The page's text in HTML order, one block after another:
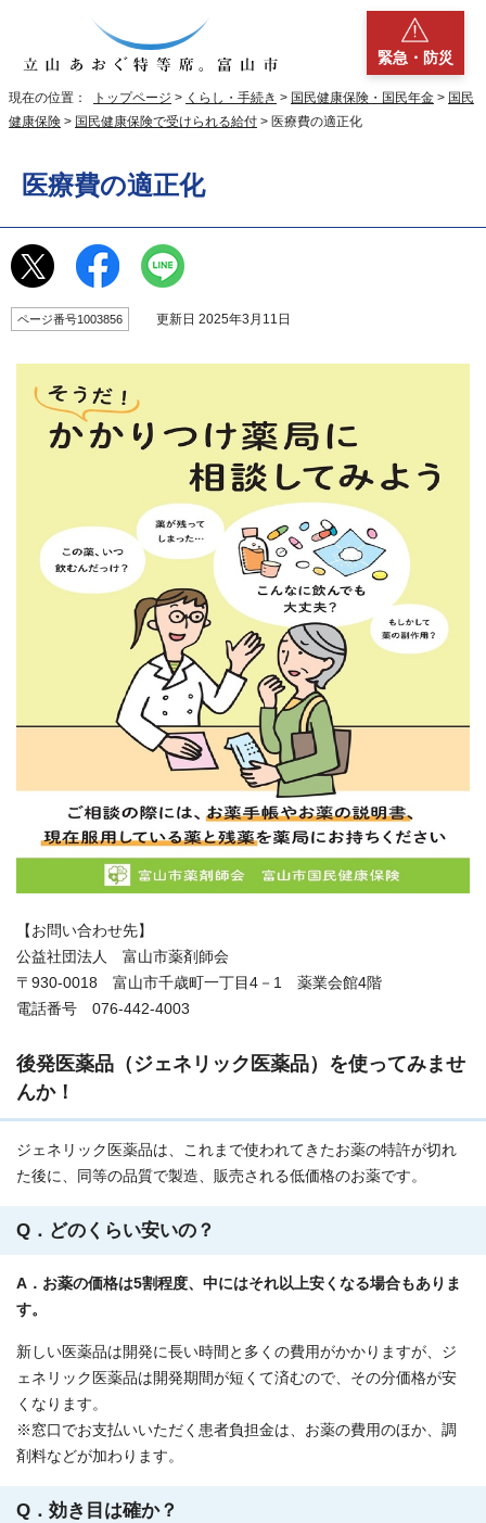
緊急・防災
現在の位置： トップページ > くらし・手続き > 国民健康保険・国民年金 > 国民
健康保険 > 国民健康保険で受けられる給付 > 医療費の適正化
医療費の適正化
ページ番号1003856 更新日 2025年3月11日
【お問い合わせ先】
公益社団法人 富山市薬剤師会
〒930-0018 富山市千歳町一丁目4－1 薬業会館4階
電話番号 076-442-4003
後発医薬品（ジェネリック医薬品）を使ってみませ
んか！
ジェネリック医薬品は、これまで使われてきたお薬の特許が切れ
た後に、同等の品質で製造、販売される低価格のお薬です。
Q．どのくらい安いの？
A．お薬の価格は5割程度、中にはそれ以上安くなる場合もありま
す。
新しい医薬品は開発に長い時間と多くの費用がかかりますが、ジ
ェネリック医薬品は開発期間が短くて済むので、その分価格が安
くなります。
※窓口でお支払いいただく患者負担金は、お薬の費用のほか、調
剤料などが加わります。
Q．効き目は確か？